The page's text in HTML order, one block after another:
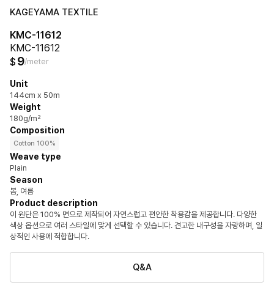
KAGEYAMA TEXTILE
KMC-11612
KMC-11612
$ 9/meter
Unit
144cm x 50m
Weight
180g/m²
Composition
Cotton 100%
Weave type
Plain
Season
봄, 여름
Product description
이 원단은 100% 면으로 제작되어 자연스럽고 편안한 착용감을 제공합니다. 다양한
색상 옵션으로 여러 스타일에 맞게 선택할 수 있습니다. 견고한 내구성을 자랑하며, 일
상적인 사용에 적합합니다.
Q&A